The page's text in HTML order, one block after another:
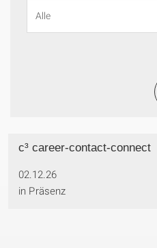
c³ career-contact-connect
02.12.26
in Präsenz